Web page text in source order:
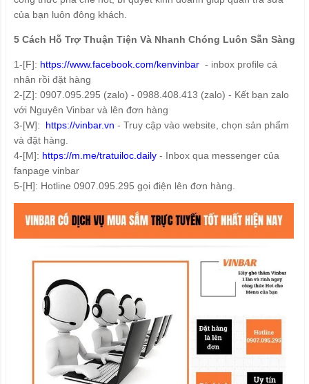
của bạn luôn đông khách.
5 Cách Hỗ Trợ Thuận Tiện Và Nhanh Chóng Luôn Sẵn Sàng
1-[F]: https://www.facebook.com/kenvinbar - inbox profile cá
nhân rồi đặt hàng
2-[Z]: 0907.095.295 (zalo) - 0988.408.413 (zalo) - Kết bạn zalo
với Nguyên Vinbar và lên đơn hàng
3-[W]: https://vinbar.vn - Truy cập vào website, chọn sản phẩm
và đặt hàng.
4-[M]: https://m.me/tratuiloc.daily- Inbox qua messenger của
fanpage vinbar
5-[H]: Hotline 0907.095.295 gọi điện lên đơn hàng.